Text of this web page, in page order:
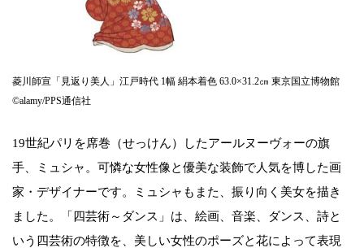
菱川師宣「見返り美人」江戸時代 1幅 絹本着色 63.0×31.2㎝ 東京国立博物館
©alamy/PPS通信社
19世紀パリを席巻（せっけん）したアールヌーヴォーの旗
手、ミュシャ。可憐な女性像と優美な装飾で人気を博した画
家・デザイナーです。ミュシャもまた、振り向く美女を描き
ました。「四芸術～ダンス」は、絵画、音楽、ダンス、詩と
いう四芸術の特徴を、美しい女性のポーズと花によって表現